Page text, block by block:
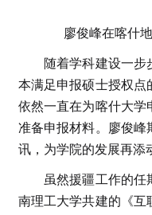
廖俊峰在喀什
随着学科建设一步
本满足申报硕士授权点
依然一直在为喀什大学
准备申报材料。廖俊峰
讯，为学院的发展再添
虽然援疆工作的任
南理工大学共建的《互